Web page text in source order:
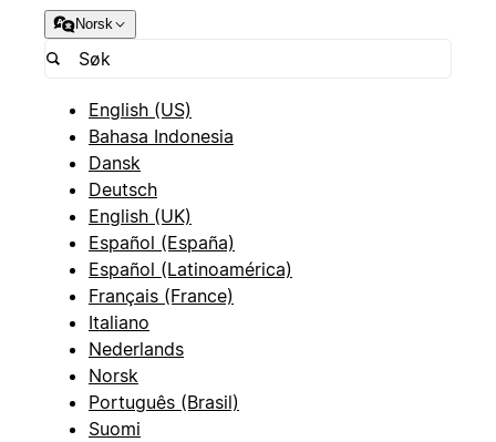
Norsk
English (US)
Bahasa Indonesia
Dansk
Deutsch
English (UK)
Español (España)
Español (Latinoamérica)
Français (France)
Italiano
Nederlands
Norsk
Português (Brasil)
Suomi